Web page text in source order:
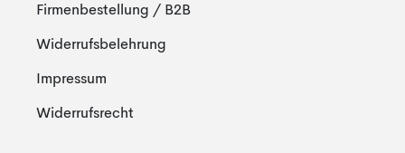
Firmenbestellung / B2B
Widerrufsbelehrung
Impressum
Widerrufsrecht